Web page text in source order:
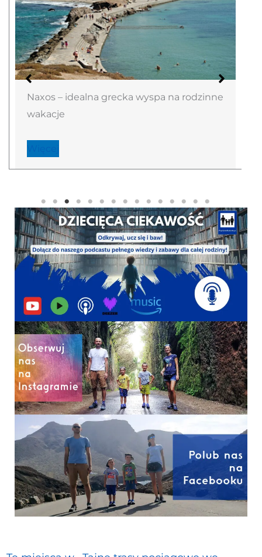
Naxos – idealna grecka wyspa na rodzinne
wakacje